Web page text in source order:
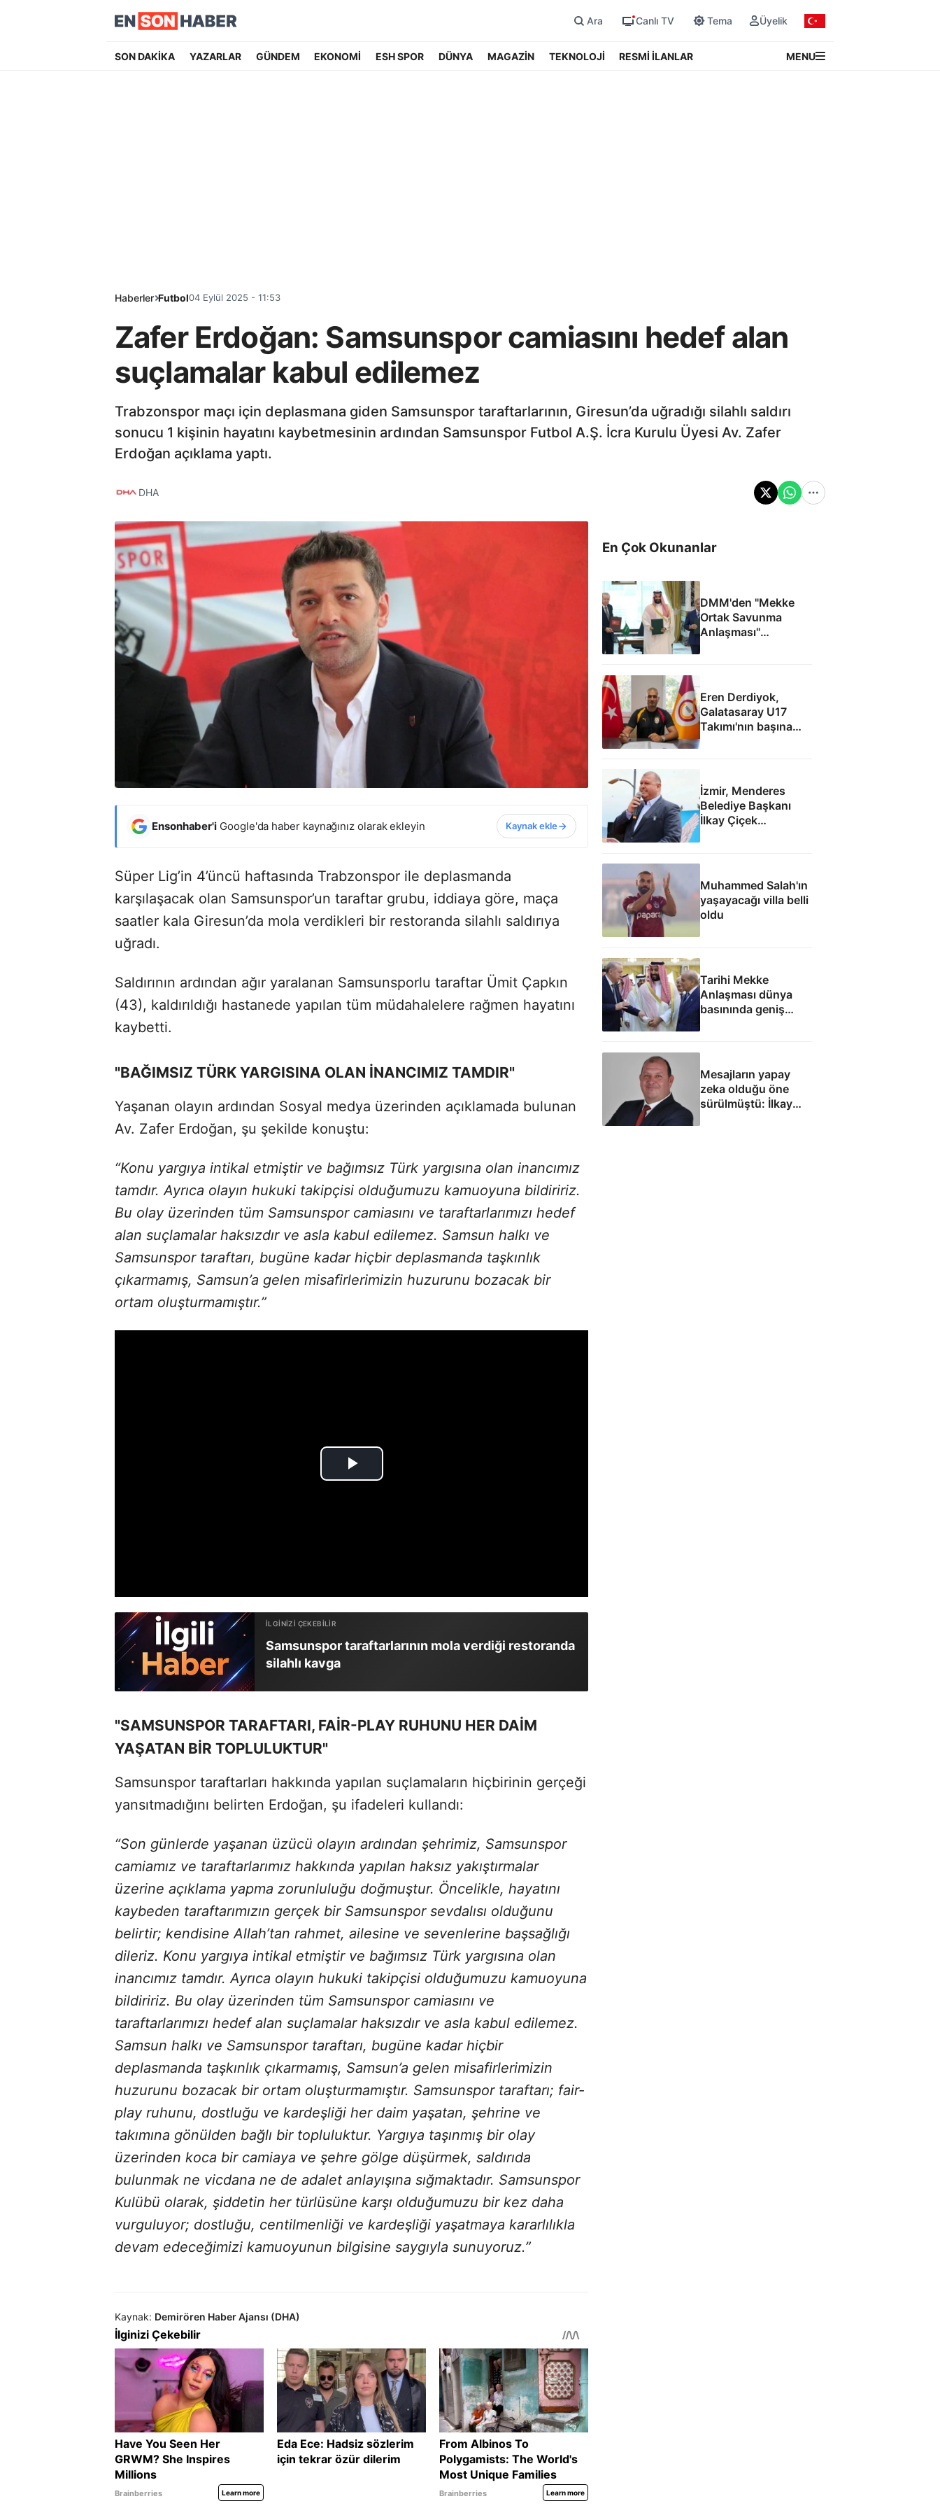
Ara Canlı TV Tema Üyelik
SON DAKİKA YAZARLAR GÜNDEM EKONOMİ ESH SPOR DÜNYA MAGAZİN TEKNOLOJİ RESMİ İLANLAR MENU
Haberler Futbol04 Eylül 2025 - 11:53
Zafer Erdoğan: Samsunspor camiasını hedef alan
suçlamalar kabul edilemez
Trabzonspor maçı için deplasmana giden Samsunspor taraftarlarının, Giresun’da uğradığı silahlı saldırı
sonucu 1 kişinin hayatını kaybetmesinin ardından Samsunspor Futbol A.Ş. İcra Kurulu Üyesi Av. Zafer
Erdoğan açıklama yaptı.
DHA
Ensonhaber'i Google'da haber kaynağınız olarak ekleyin Kaynak ekle
Süper Lig’in 4’üncü haftasında Trabzonspor ile deplasmanda
karşılaşacak olan Samsunspor’un taraftar grubu, iddiaya göre, maça
saatler kala Giresun’da mola verdikleri bir restoranda silahlı saldırıya
uğradı.
Saldırının ardından ağır yaralanan Samsunsporlu taraftar Ümit Çapkın
(43), kaldırıldığı hastanede yapılan tüm müdahalelere rağmen hayatını
kaybetti.
"BAĞIMSIZ TÜRK YARGISINA OLAN İNANCIMIZ TAMDIR"
Yaşanan olayın ardından Sosyal medya üzerinden açıklamada bulunan
Av. Zafer Erdoğan, şu şekilde konuştu:
“Konu yargıya intikal etmiştir ve bağımsız Türk yargısına olan inancımız
tamdır. Ayrıca olayın hukuki takipçisi olduğumuzu kamuoyuna bildiririz.
Bu olay üzerinden tüm Samsunspor camiasını ve taraftarlarımızı hedef
alan suçlamalar haksızdır ve asla kabul edilemez. Samsun halkı ve
Samsunspor taraftarı, bugüne kadar hiçbir deplasmanda taşkınlık
çıkarmamış, Samsun’a gelen misafirlerimizin huzurunu bozacak bir
ortam oluşturmamıştır.”
Samsunspor taraftarlarının mola verdiği restoranda
silahlı kavga
"SAMSUNSPOR TARAFTARI, FAİR-PLAY RUHUNU HER DAİM
YAŞATAN BİR TOPLULUKTUR"
Samsunspor taraftarları hakkında yapılan suçlamaların hiçbirinin gerçeği
yansıtmadığını belirten Erdoğan, şu ifadeleri kullandı:
“Son günlerde yaşanan üzücü olayın ardından şehrimiz, Samsunspor
camiamız ve taraftarlarımız hakkında yapılan haksız yakıştırmalar
üzerine açıklama yapma zorunluluğu doğmuştur. Öncelikle, hayatını
kaybeden taraftarımızın gerçek bir Samsunspor sevdalısı olduğunu
belirtir; kendisine Allah’tan rahmet, ailesine ve sevenlerine başsağlığı
dileriz. Konu yargıya intikal etmiştir ve bağımsız Türk yargısına olan
inancımız tamdır. Ayrıca olayın hukuki takipçisi olduğumuzu kamuoyuna
bildiririz. Bu olay üzerinden tüm Samsunspor camiasını ve
taraftarlarımızı hedef alan suçlamalar haksızdır ve asla kabul edilemez.
Samsun halkı ve Samsunspor taraftarı, bugüne kadar hiçbir
deplasmanda taşkınlık çıkarmamış, Samsun’a gelen misafirlerimizin
huzurunu bozacak bir ortam oluşturmamıştır. Samsunspor taraftarı; fair-
play ruhunu, dostluğu ve kardeşliği her daim yaşatan, şehrine ve
takımına gönülden bağlı bir topluluktur. Yargıya taşınmış bir olay
üzerinden koca bir camiaya ve şehre gölge düşürmek, saldırıda
bulunmak ne vicdana ne de adalet anlayışına sığmaktadır. Samsunspor
Kulübü olarak, şiddetin her türlüsüne karşı olduğumuzu bir kez daha
vurguluyor; dostluğu, centilmenliği ve kardeşliği yaşatmaya kararlılıkla
devam edeceğimizi kamuoyunun bilgisine saygıyla sunuyoruz.”
Kaynak: Demirören Haber Ajansı (DHA)
En Çok Okunanlar
DMM'den "Mekke
Ortak Savunma
Anlaşması"
iddialarına yalanlama
Eren Derdiyok,
Galatasaray U17
Takımı'nın başına
geçti
İzmir, Menderes
Belediye Başkanı
İlkay Çiçek
Muhammed Salah'ın
yaşayacağı villa belli
oldu
Tarihi Mekke
Anlaşması dünya
basınında geniş
yankı uyandırdı
Mesajların yapay
zeka olduğu öne
sürülmüştü: İlkay